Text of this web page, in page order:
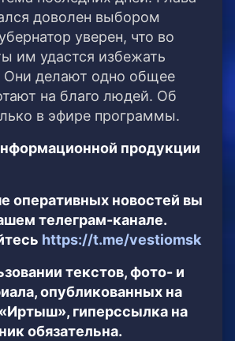
доволен выбором
уверен, что во
им удастся избежать
Они делают одно общее
на благо людей. Об
в эфире программы.
продукции
оперативных новостей вы
телеграм-канале.
https://t.me/vestiomsk
текстов, фото- и
опубликованных на
гиперссылка на
обязательна.